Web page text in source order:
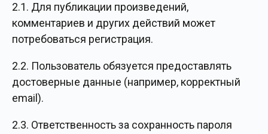
2.1. Для публикации произведений,
комментариев и других действий может
потребоваться регистрация.
2.2. Пользователь обязуется предоставлять
достоверные данные (например, корректный
email).
2.3. Ответственность за сохранность пароля